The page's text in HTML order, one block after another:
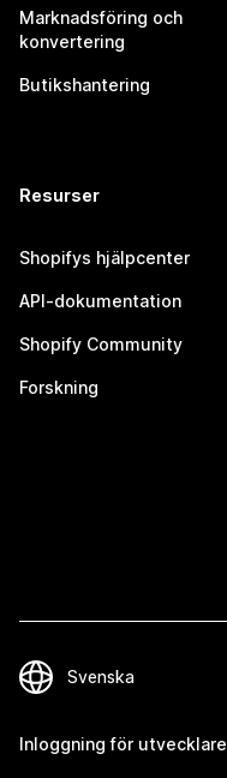
Marknadsföring och
konvertering
Butikshantering
Resurser
Shopifys hjälpcenter
API-dokumentation
Shopify Community
Forskning
Inloggning för utvecklare